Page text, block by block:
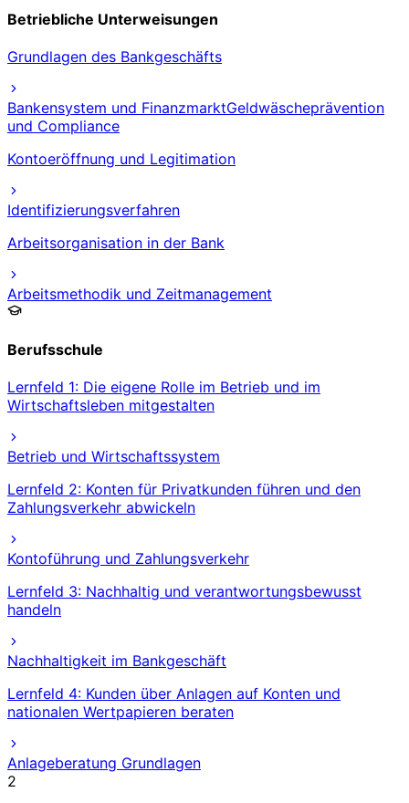
Betriebliche Unterweisungen
Grundlagen des Bankgeschäfts
Bankensystem und FinanzmarktGeldwäscheprävention
und Compliance
Kontoeröffnung und Legitimation
Identifizierungsverfahren
Arbeitsorganisation in der Bank
Arbeitsmethodik und Zeitmanagement
Berufsschule
Lernfeld 1: Die eigene Rolle im Betrieb und im
Wirtschaftsleben mitgestalten
Betrieb und Wirtschaftssystem
Lernfeld 2: Konten für Privatkunden führen und den
Zahlungsverkehr abwickeln
Kontoführung und Zahlungsverkehr
Lernfeld 3: Nachhaltig und verantwortungsbewusst
handeln
Nachhaltigkeit im Bankgeschäft
Lernfeld 4: Kunden über Anlagen auf Konten und
nationalen Wertpapieren beraten
Anlageberatung Grundlagen
2